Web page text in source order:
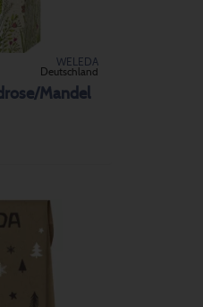
WELEDA
Deutschland
Mandel